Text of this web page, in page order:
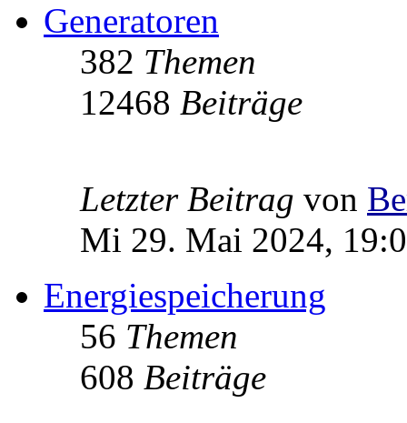
Generatoren
382 Themen
12468 Beiträge
Letzter Beitrag von
Mi 29. Mai 2024,
Energiespeicherung
56 Themen
608 Beiträge